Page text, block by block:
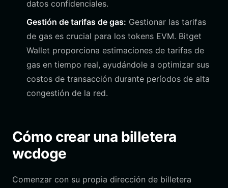
datos confidenciales.
Gestión de tarifas de gas: Gestionar las tarifas
de gas es crucial para los tokens EVM. Bitget
Wallet proporciona estimaciones de tarifas de
gas en tiempo real, ayudándole a optimizar sus
costos de transacción durante períodos de alta
congestión de la red.
Cómo crear una billetera
wcdoge
Comenzar con su propia dirección de billetera